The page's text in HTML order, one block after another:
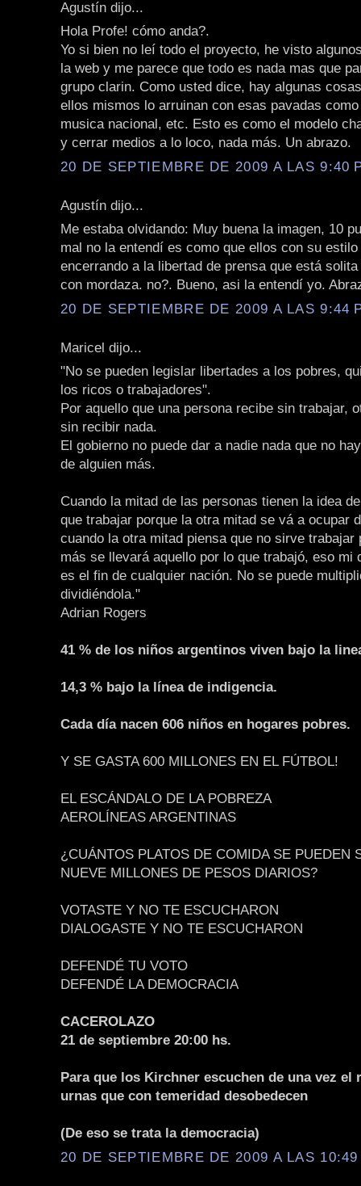
Agustín dijo...
Hola Profe! cómo anda?.
Yo si bien no leí todo el proyecto, he visto
la web y me parece que todo es nada mas que
grupo clarin. Como usted dice, hay algunas
ellos mismos lo arruinan con esas pavadas
musica nacional, etc. Esto es como el modelo
y cerrar medios a lo loco, nada más. Un abrazo.
20 DE SEPTIEMBRE DE 2009 A LAS 9:40
Agustín dijo...
Me estaba olvidando: Muy buena la imagen, 10
mal no la entendí es como que ellos con su
encerrando a la libertad de prensa que está
con mordaza. no?. Bueno, asi la entendí yo.
20 DE SEPTIEMBRE DE 2009 A LAS 9:44
Maricel dijo...
"No se pueden legislar libertades a los pobres,
los ricos o trabajadores".
Por aquello que una persona recibe sin trabajar,
sin recibir nada.
El gobierno no puede dar a nadie nada que no
de alguien más.
Cuando la mitad de las personas tienen la idea
que trabajar porque la otra mitad se vá a ocupar
cuando la otra mitad piensa que no sirve trabajar
más se llevará aquello por lo que trabajó, eso mi
es el fin de cualquier nación. No se puede
dividiéndola."
Adrian Rogers
41 % de los niños argentinos viven bajo la
14,3 % bajo la línea de indigencia.
Cada día nacen 606 niños en hogares pobres.
Y SE GASTA 600 MILLONES EN EL FÚTBOL!
EL ESCÁNDALO DE LA POBREZA
AEROLÍNEAS ARGENTINAS
¿CUÁNTOS PLATOS DE COMIDA SE PUEDEN
NUEVE MILLONES DE PESOS DIARIOS?
VOTASTE Y NO TE ESCUCHARON
DIALOGASTE Y NO TE ESCUCHARON
DEFENDÉ TU VOTO
DEFENDÉ LA DEMOCRACIA
CACEROLAZO
21 de septiembre 20:00 hs.
Para que los Kirchner escuchen de una vez el
urnas que con temeridad desobedecen
(De eso se trata la democracia)
20 DE SEPTIEMBRE DE 2009 A LAS 10:49